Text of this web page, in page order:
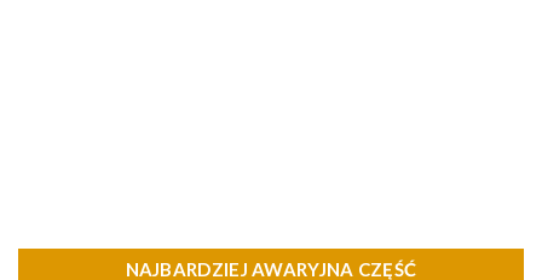
NAJBARDZIEJ AWARYJNA CZĘŚĆ